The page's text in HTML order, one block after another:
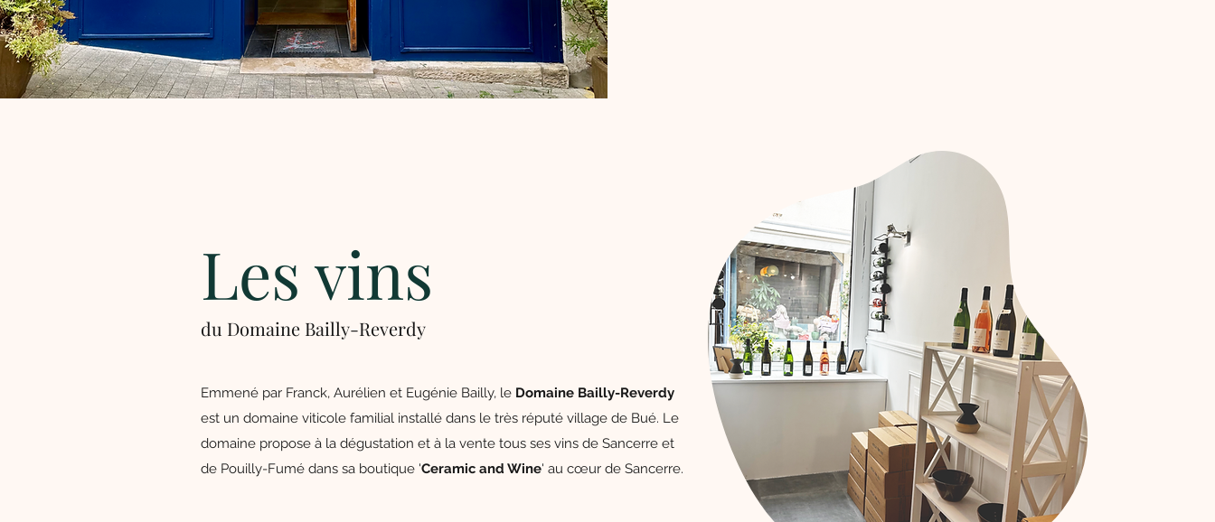
Les vins
du Domaine Bailly-Reverdy
Emmené par Franck, Aurélien et Eugénie Bailly, le Domaine Bailly-Reverdy
est un domaine viticole familial installé dans le très réputé village de Bué. Le
domaine propose à la dégustation et à la vente tous ses vins de Sancerre et
de Pouilly-Fumé dans sa boutique 'Ceramic and Wine' au cœur de Sancerre.